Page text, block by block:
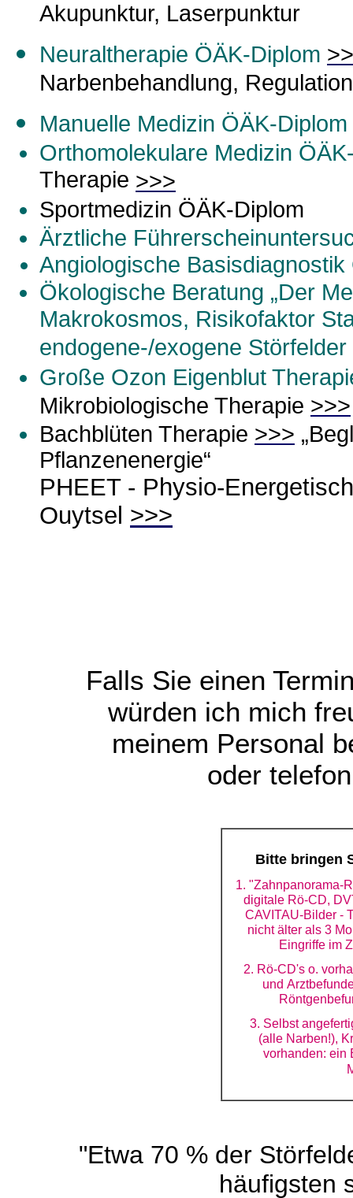
Akupunktur, Laserpunktur
Neuraltherapie ÖÄK-Diplom
Narbenbehandlung,
Manuelle Medizin ÖÄK-Diplom
Orthomolekulare Medizin
Therapie >>>
Sportmedizin ÖÄK-Diplom
Ärztliche
Angiologische
Ökologische Beratung „Der
Makrokosmos, Risikofaktor
endogene-/exogene Störfelder
Große Ozon Eigenblut
Mikrobiologische Therapie >>>
Bachblüten Therapie >>>
Pflanzenenergie“
PHEET - Physio-
Ouytsel >>>
Falls Sie einen
würden ich mich
meinem Personal
oder
Bitte bringen
1. "Zahnpanorama-
digitale Rö-CD,
CAVITAU-Bilder -
nicht älter als 3
Eingriffe im
2. Rö-CD's o.
und
3. Selbst
(alle Narben!),
vorhanden: ein
"Etwa 70 % der
häufigsten